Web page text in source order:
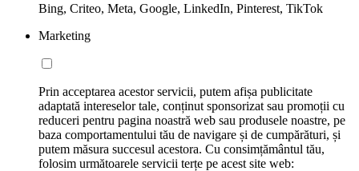
Bing, Criteo, Meta, Google, LinkedIn, Pinterest, TikTok
Marketing
Prin acceptarea acestor servicii, putem afișa publicitate
adaptată intereselor tale, conținut sponsorizat sau promoții cu
reduceri pentru pagina noastră web sau produsele noastre, pe
baza comportamentului tău de navigare și de cumpărături, și
putem măsura succesul acestora. Cu consimțământul tău,
folosim următoarele servicii terțe pe acest site web: